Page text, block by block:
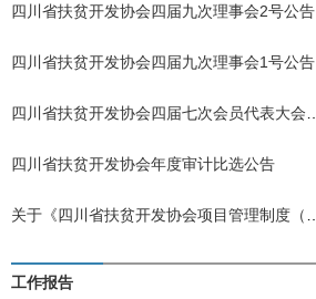
四川省扶贫开发协会四届九次理事会2号公告
四川省扶贫开发协会四届九次理事会1号公告
四川省扶贫开发协会四届七次会员代表大会公
四川省扶贫开发协会年度审计比选公告
关于《四川省扶贫开发协会项目管理制度（试
工作报告